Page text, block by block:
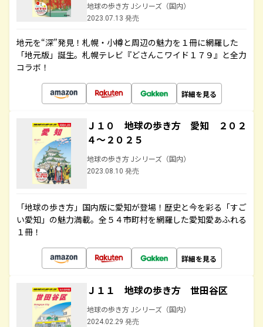
地球の歩き方 Jシリーズ（国内）
2023.07.13 発売
地元を“深”発見！札幌・小樽と周辺の魅力を１冊に網羅した
「地元版」誕生。札幌テレビ『どさんこワイド１７９』と全力
コラボ！
詳細を見る
Ｊ１０ 地球の歩き方 愛知 ２０２
４～２０２５
地球の歩き方 Jシリーズ（国内）
2023.08.10 発売
「地球の歩き方」国内版に愛知が登場！歴史と今を彩る「すご
い愛知」の魅力満載。全５４市町村を網羅した愛知愛あふれる
１冊！
詳細を見る
Ｊ１１ 地球の歩き方 世田谷区
地球の歩き方 Jシリーズ（国内）
2024.02.29 発売